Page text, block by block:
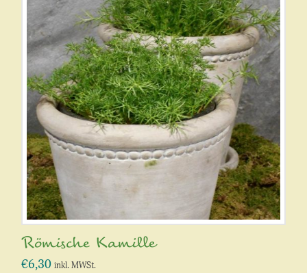
Römische Kamille
€6,30 inkl. MWSt.